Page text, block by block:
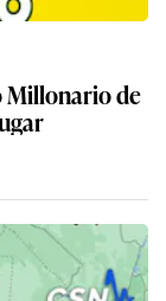
Millonario de